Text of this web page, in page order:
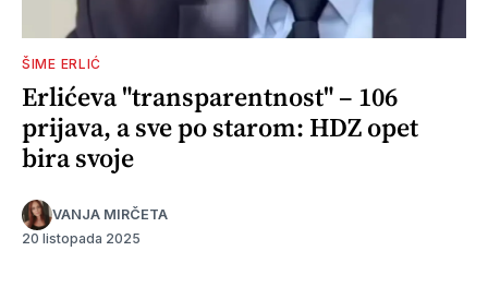
ŠIME ERLIĆ
Erlićeva "transparentnost" – 106
prijava, a sve po starom: HDZ opet
bira svoje
VANJA MIRČETA
20 listopada 2025